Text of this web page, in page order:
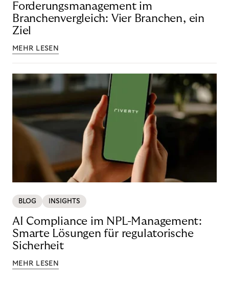
Forderungsmanagement im
Branchenvergleich: Vier Branchen, ein
Ziel
MEHR LESEN
BLOG INSIGHTS
AI Compliance im NPL-Management:
Smarte Lösungen für regulatorische
Sicherheit
MEHR LESEN